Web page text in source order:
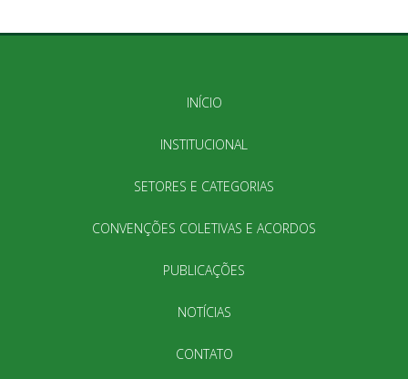
INÍCIO
INSTITUCIONAL
SETORES E CATEGORIAS
CONVENÇÕES COLETIVAS E ACORDOS
PUBLICAÇÕES
NOTÍCIAS
CONTATO